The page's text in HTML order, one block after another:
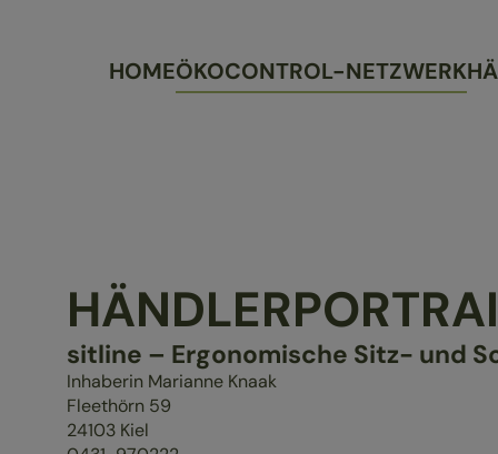
HOMEÖKOCONTROL-NETZWERK
sitline – Ergonomische Sitz- und
Inhaberin Marianne Knaak
Fleethörn 59
24103 Kiel